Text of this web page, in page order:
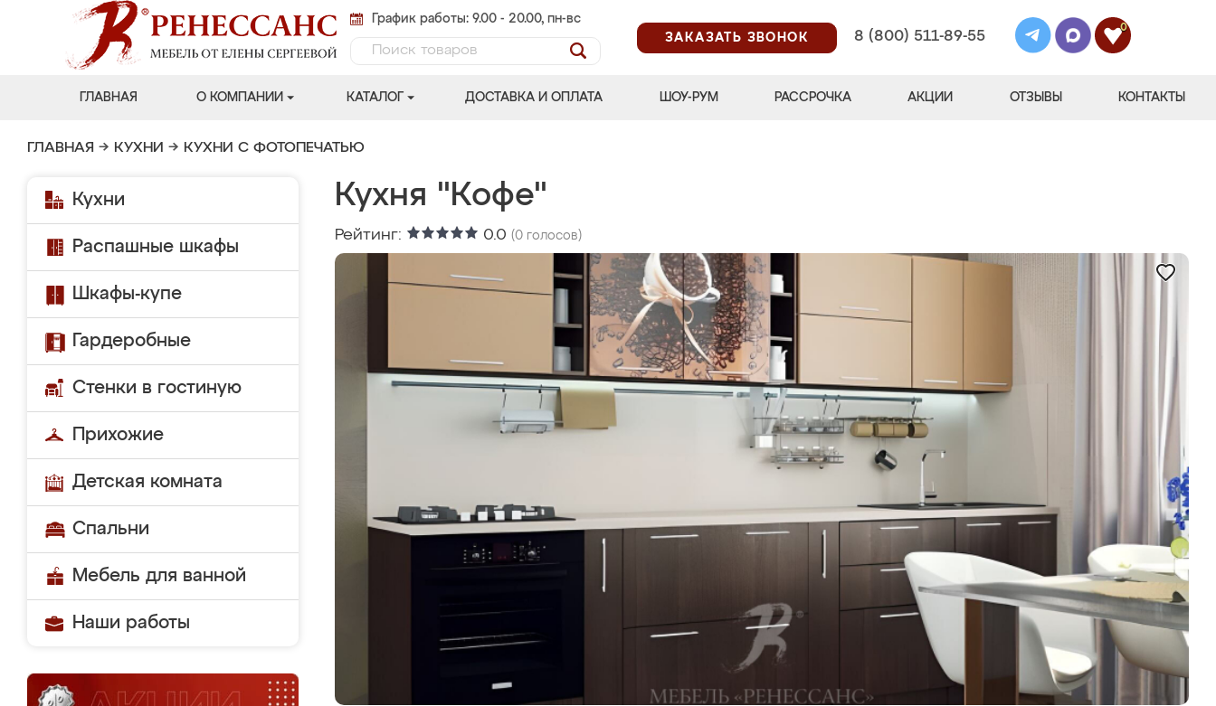
График работы: 9.00 - 20.00, пн-вс
ЗАКАЗАТЬ ЗВОНОК
8 (800) 511-89-55
0
ГЛАВНАЯ О КОМПАНИИ КАТАЛОГ ДОСТАВКА И ОПЛАТА ШОУ-РУМ РАССРОЧКА АКЦИИ ОТЗЫВЫ КОНТАКТЫ
ГЛАВНАЯ → КУХНИ → КУХНИ С ФОТОПЕЧАТЬЮ
Кухни
Распашные шкафы
Шкафы-купе
Гардеробные
Стенки в гостиную
Прихожие
Детская комната
Спальни
Мебель для ванной
Наши работы
Кухня "Кофе"
Рейтинг: 0.0 (0 голосов)